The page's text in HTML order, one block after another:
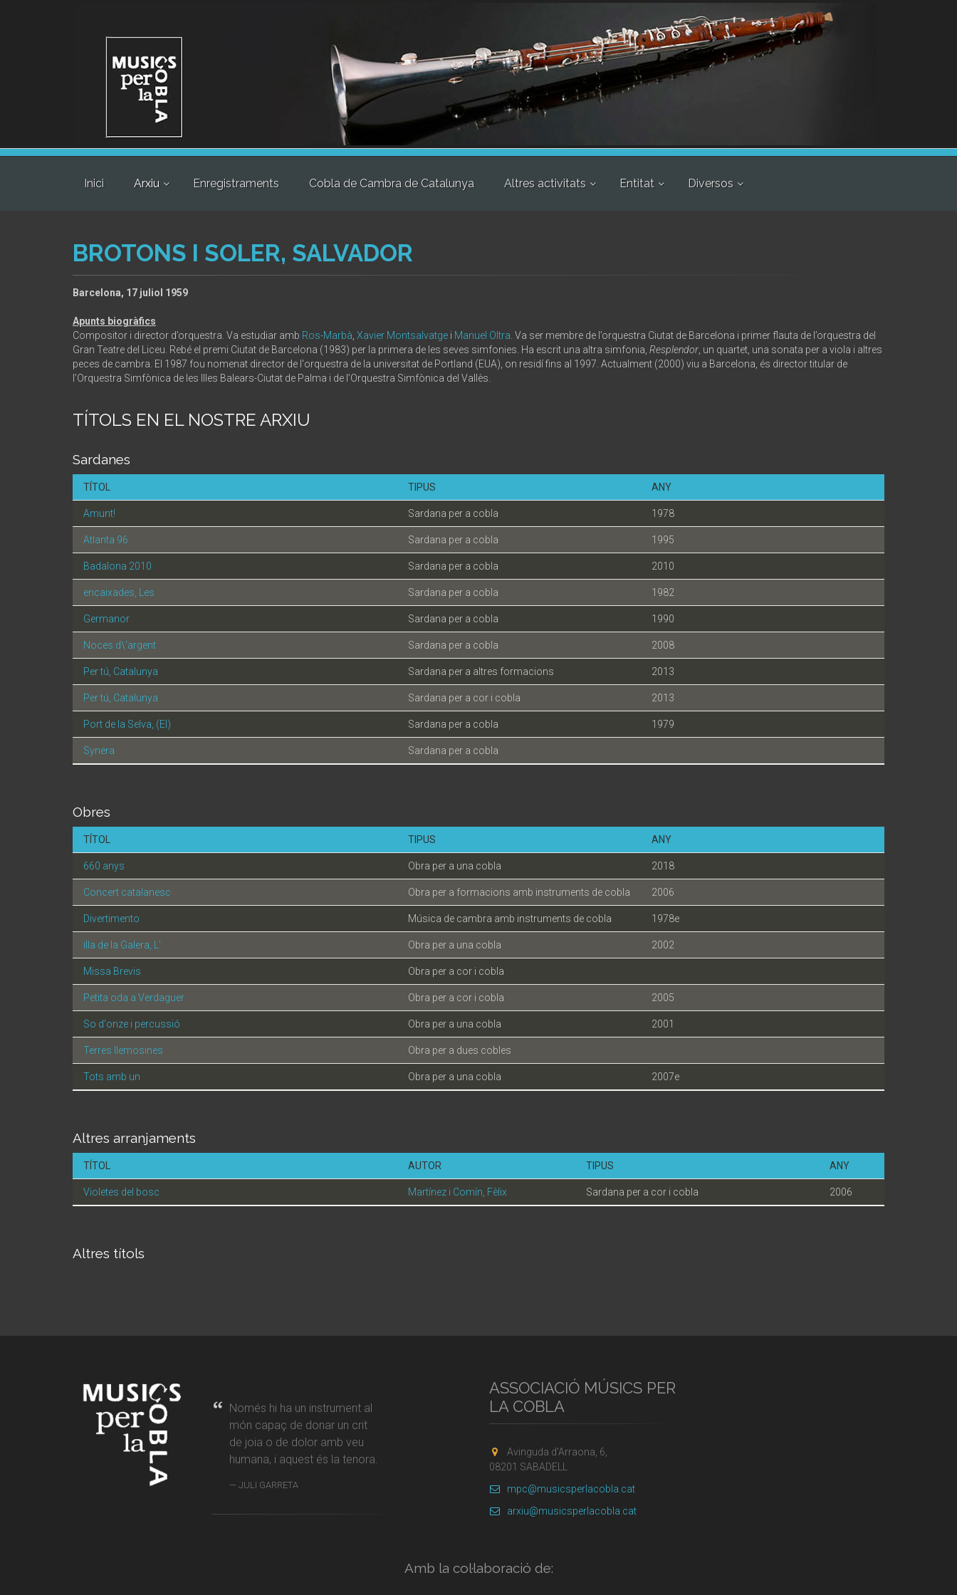
Inici Arxiu Enregistraments Cobla de Cambra de Catalunya Altres activitats Entitat Diversos
BROTONS I SOLER, SALVADOR
Barcelona, 17 juliol 1959
Apunts biogràfics
Compositor i director d’orquestra. Va estudiar amb Ros-Marbà Xavier Montsalvatge i Manuel Oltra . Va ser membre de l’orquestra Ciutat de Barcelona i primer flauta de l’orquestra del
Gran Teatre del Liceu. Rebé el premi Ciutat de Barcelona (1983) per la primera de les seves simfonies. Ha escrit una altra simfonia, Resplendor , un quartet, una sonata per a viola i altres
peces de cambra. El 1987 fou nomenat director de l'orquestra de la universitat de Portland (EUA), on residí fins al 1997. Actualment (2000) viu a Barcelona, és director titular de
l’Orquestra Simfònica de les Illes Balears-Ciutat de Palma i de l’Orquestra Simfònica del Vallès.
TÍTOLS EN EL NOSTRE ARXIU
Sardanes
TÍTOL TIPUS ANY
Amunt! Sardana per a cobla 1978
Atlanta 96 Sardana per a cobla 1995
Badalona 2010 Sardana per a cobla 2010
encaixades, Les Sardana per a cobla 1982
Germanor Sardana per a cobla 1990
Noces d\'argent Sardana per a cobla 2008
Per tú, Catalunya Sardana per a altres formacions 2013
Per tú, Catalunya Sardana per a cor i cobla 2013
Port de la Selva, (El) Sardana per a cobla 1979
Synera Sardana per a cobla
Obres
TÍTOL TIPUS ANY
660 anys Obra per a una cobla 2018
Concert catalanesc Obra per a formacions amb instruments de cobla 2006
Divertimento Música de cambra amb instruments de cobla 1978e
illa de la Galera, L' Obra per a una cobla 2002
Missa Brevis Obra per a cor i cobla
Petita oda a Verdaguer Obra per a cor i cobla 2005
So d'onze i percussió Obra per a una cobla 2001
Terres llemosines Obra per a dues cobles
Tots amb un Obra per a una cobla 2007e
Altres arranjaments
TÍTOL AUTOR TIPUS ANY
Violetes del bosc Martínez i Comín, Fèlix Sardana per a cor i cobla 2006
Altres títols
Només hi ha un instrument al
món capaç de donar un crit
de joia o de dolor amb veu
humana, i aquest és la tenora.
JULI GARRETA
ASSOCIACIÓ MÚSICS PER
LA COBLA
Avinguda d'Arraona, 6,
08201 SABADELL
mpc@musicsperlacobla.cat
arxiu@musicsperlacobla.cat
Amb la col·laboració de: